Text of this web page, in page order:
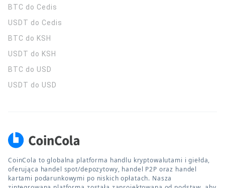
BTC do Cedis
USDT do Cedis
BTC do KSH
USDT do KSH
BTC do USD
USDT do USD
CoinCola to globalna platforma handlu kryptowalutami i giełda,
oferująca handel spot/depozytowy, handel P2P oraz handel
kartami podarunkowymi po niskich opłatach. Nasza